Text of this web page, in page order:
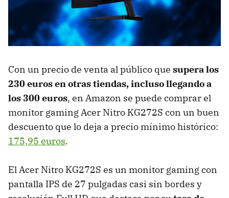
Con un precio de venta al público que supera los
230 euros en otras tiendas, incluso llegando a
los 300 euros, en Amazon se puede comprar el
monitor gaming Acer Nitro KG272S con un buen
descuento que lo deja a precio mínimo histórico:
175,95 euros.
El Acer Nitro KG272S es un monitor gaming con
pantalla IPS de 27 pulgadas casi sin bordes y